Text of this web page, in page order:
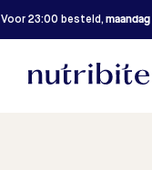
Voor 23:00 besteld,